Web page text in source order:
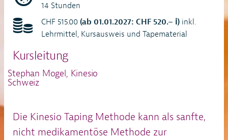
14 Stunden
CHF 515.00(ab 01.01.2027: CHF 520.– ℹ) inkl.
Lehrmittel, Kursausweis und Tapematerial
Kursleitung
Stephan Mogel, Kinesio
Schweiz
Die Kinesio Taping Methode kann als sanfte,
nicht medikamentöse Methode zur